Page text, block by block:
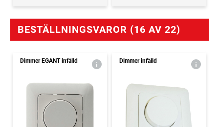
BESTÄLLNINGSVAROR (16 AV 22)
Dimmer EGANT infälld Dimmer infälld